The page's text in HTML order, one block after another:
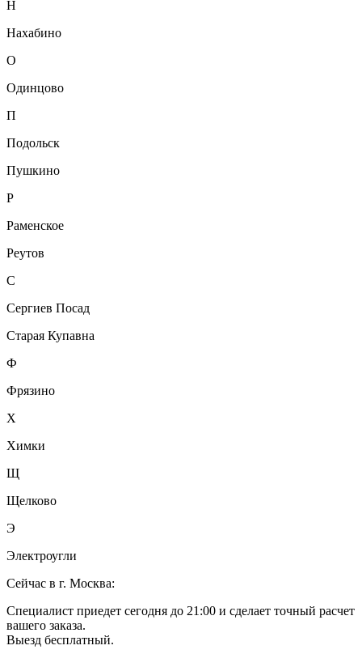
Н
Нахабино
О
Одинцово
П
Подольск
Пушкино
Р
Раменское
Реутов
С
Сергиев Посад
Старая Купавна
Ф
Фрязино
Х
Химки
Щ
Щелково
Э
Электроугли
Сейчас в г. Москва:
Специалист приедет сегодня до 21:00 и сделает точный расчет
вашего заказа.
Выезд бесплатный.